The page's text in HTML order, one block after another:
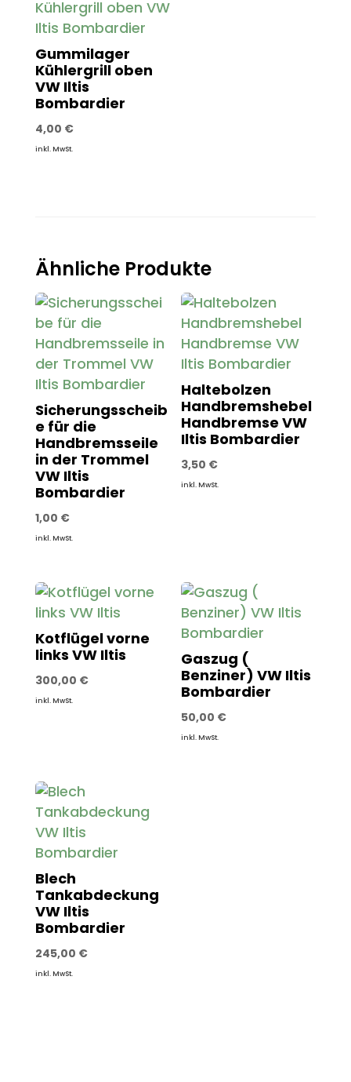
Gummilager
Kühlergrill oben
VW Iltis
Bombardier
4,00 €
inkl. MwSt.
Ähnliche Produkte
Sicherungsscheib
e für die
Handbremsseile
in der Trommel
VW Iltis
Bombardier
1,00 €
inkl. MwSt.
Haltebolzen
Handbremshebel
Handbremse VW
Iltis Bombardier
3,50 €
inkl. MwSt.
Kotflügel vorne
links VW Iltis
300,00 €
inkl. MwSt.
Gaszug (
Benziner) VW Iltis
Bombardier
50,00 €
inkl. MwSt.
Blech
Tankabdeckung
VW Iltis
Bombardier
245,00 €
inkl. MwSt.